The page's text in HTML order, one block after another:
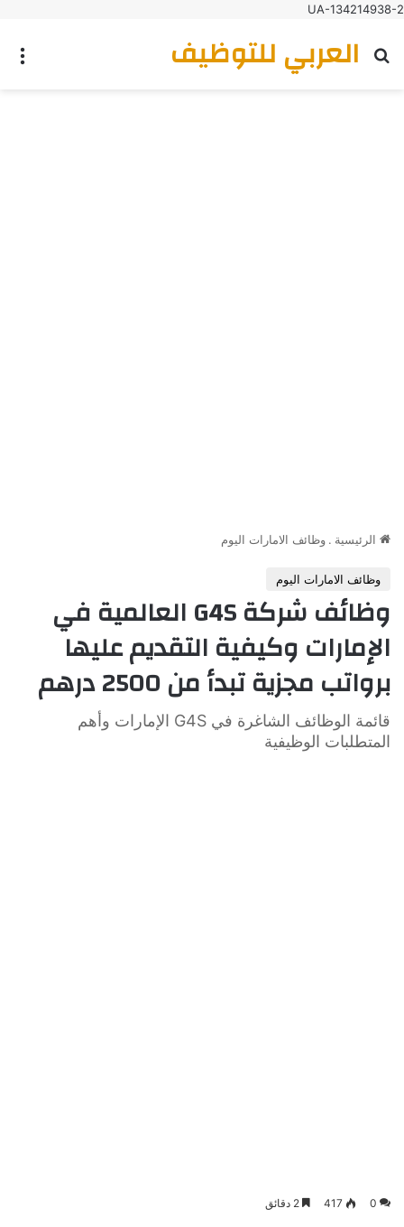
UA-134214938-2
العربي للتوظيف
بحث عن
الرئيسية . وظائف الامارات اليوم
وظائف الامارات اليوم
وظائف شركة G4S العالمية في
الإمارات وكيفية التقديم عليها
برواتب مجزية تبدأ من 2500 درهم
قائمة الوظائف الشاغرة في G4S الإمارات وأهم
المتطلبات الوظيفية
0
417